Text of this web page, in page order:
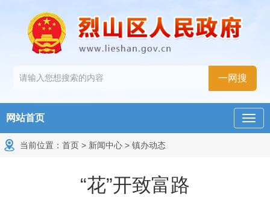
网站首页
当前位置： 首页 > 新闻中心 > 镇办动态
“花”开致富路